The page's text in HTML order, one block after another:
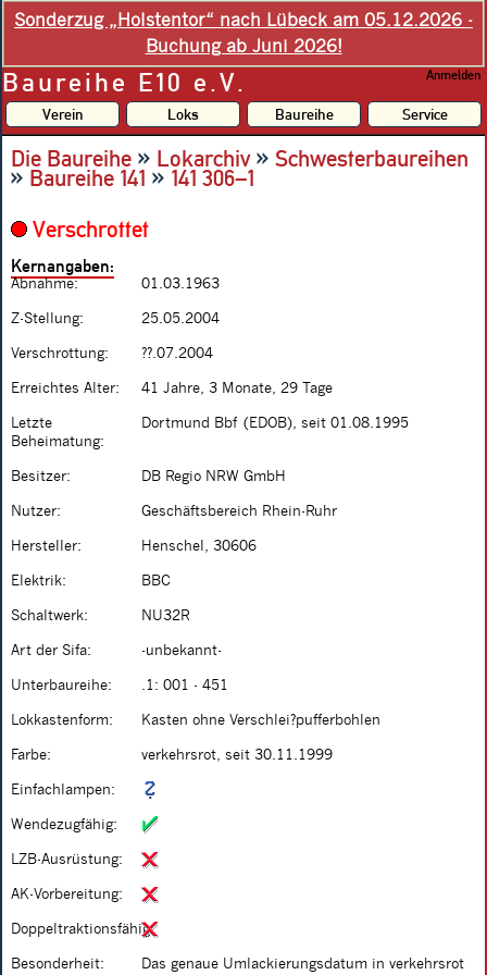
Sonderzug „Holstentor“ nach Lübeck am 05.12.2026 -
Buchung ab Juni 2026!
Baureihe E10 e.V. Anmelden
Verein Loks Baureihe Service
Die Baureihe » Lokarchiv» Schwesterbaureihen
»Baureihe 141 »141 306–1
Verschrottet
Kernangaben:
Abnahme: 01.03.1963
Z-Stellung: 25.05.2004
Verschrottung: ??.07.2004
Erreichtes Alter: 41 Jahre, 3 Monate, 29 Tage
Letzte
Beheimatung:
Dortmund Bbf (EDOB), seit 01.08.1995
Besitzer: DB Regio NRW GmbH
Nutzer: Geschäftsbereich Rhein-Ruhr
Hersteller: Henschel, 30606
Elektrik: BBC
Schaltwerk: NU32R
Art der Sifa: -unbekannt-
Unterbaureihe: .1: 001 - 451
Lokkastenform: Kasten ohne Verschlei?pufferbohlen
Farbe: verkehrsrot, seit 30.11.1999
Einfachlampen:
Wendezugfähig:
LZB-Ausrüstung:
AK-Vorbereitung:
Doppeltraktionsfähig:
Besonderheit:
Das genaue Umlackierungsdatum in verkehrsrot